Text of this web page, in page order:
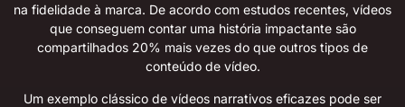
na fidelidade à marca. De acordo com estudos recentes, vídeos
que conseguem contar uma história impactante são
compartilhados 20% mais vezes do que outros tipos de
conteúdo de vídeo.
Um exemplo clássico de vídeos narrativos eficazes pode ser